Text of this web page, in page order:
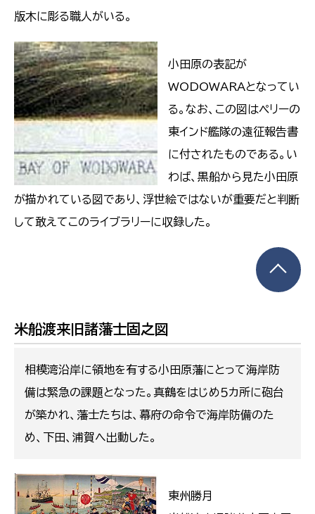
版木に彫る職人がいる。
小田原の表記が
WODOWARAとなってい
る。なお、この図はペリーの
東インド艦隊の遠征報告書
に付されたものである。い
わば、黒船から見た小田原
が描かれている図であり、浮世絵ではないが重要だと判断
して敢えてこのライブラリーに収録した。
米船渡来旧諸藩士固之図
相模湾沿岸に領地を有する小田原藩にとって海岸防
備は緊急の課題となった。真鶴をはじめ５カ所に砲台
が築かれ、藩士たちは、幕府の命令で海岸防備のた
め、下田、浦賀へ出動した。
東州勝月